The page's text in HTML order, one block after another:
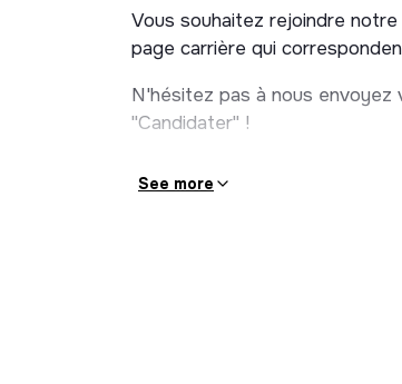
Vous souhaitez rejoindre
page carrière qui
N'hésitez pas à nous
"Candidater" !
See more